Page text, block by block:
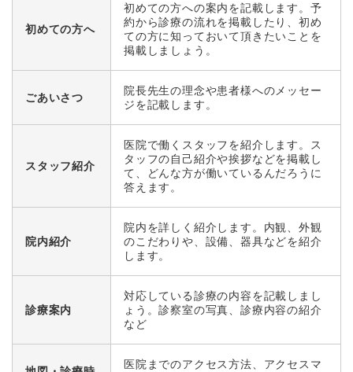
初めての方へ
初めての方への案内を記載します。予
約から診療の流れを掲載したり、初め
ての方に知っておいて頂きたいことを
掲載しましょう。
ごあいさつ
院長先生の理念や患者様へのメッセー
ジを記載します。
スタッフ紹介
医院で働くスタッフを紹介します。ス
タッフの自己紹介や挨拶などを掲載し
て、どんな方が働いているんだろうに
答えます。
院内紹介
院内を詳しく紹介します。内観、外観
のこだわりや、設備、器具などを紹介
します。
診療案内
対応している診療の内容を記載しまし
ょう。診察室の写真、診療内容の紹介
など
医院までのアクセス方法、アクセスマ